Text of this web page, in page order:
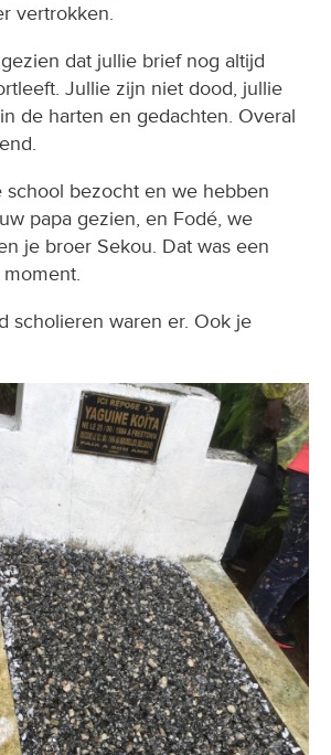
vertrokken.
dat jullie brief nog altijd
Jullie zijn niet dood, jullie
de harten en gedachten. Overal
school bezocht en we hebben
papa gezien, en Fodé, we
je broer Sekou. Dat was een
scholieren waren er. Ook je